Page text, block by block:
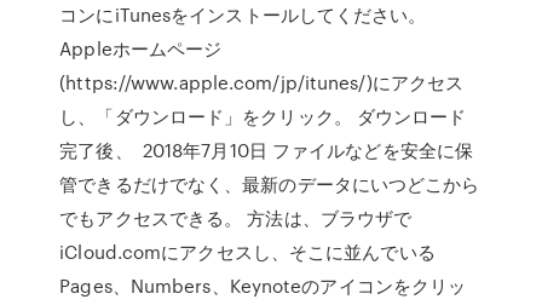
コンにiTunesをインストールしてください。
Appleホームページ
(https://www.apple.com/jp/itunes/)にアクセス
し、「ダウンロード」をクリック。 ダウンロード
完了後、 2018年7月10日 ファイルなどを安全に保
管できるだけでなく、最新のデータにいつどこから
でもアクセスできる。 方法は、ブラウザで
iCloud.comにアクセスし、そこに並んでいる
Pages、Numbers、Keynoteのアイコンをクリッ